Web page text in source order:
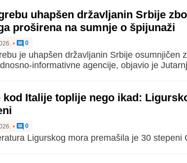
uhapšen državljanin Srbije
proširena na sumnje o špijunaži
• 0
je uhapšen državljanin Srbije osumnjičen
informativne agencije, objavio je
kod Italije toplije nego ikad:
• 0
Ligurskog mora premašila je 30 stepeni